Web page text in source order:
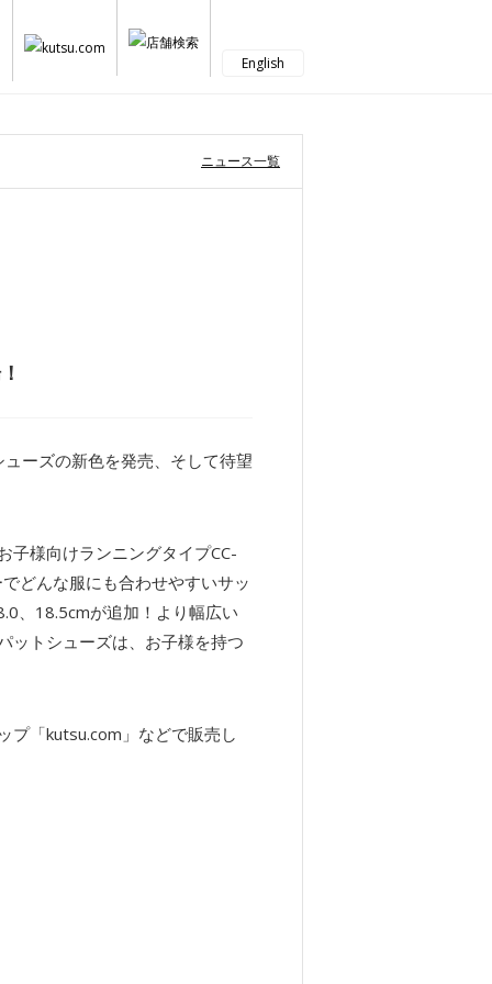
English
ニュース一覧
ーズの新色を発売、そして待望
様向けランニングタイプCC-
どんな服にも合わせやすいサッ
、18.5cmが追加！より幅広い
ットシューズは、お子様を持つ
「kutsu.com」などで販売し